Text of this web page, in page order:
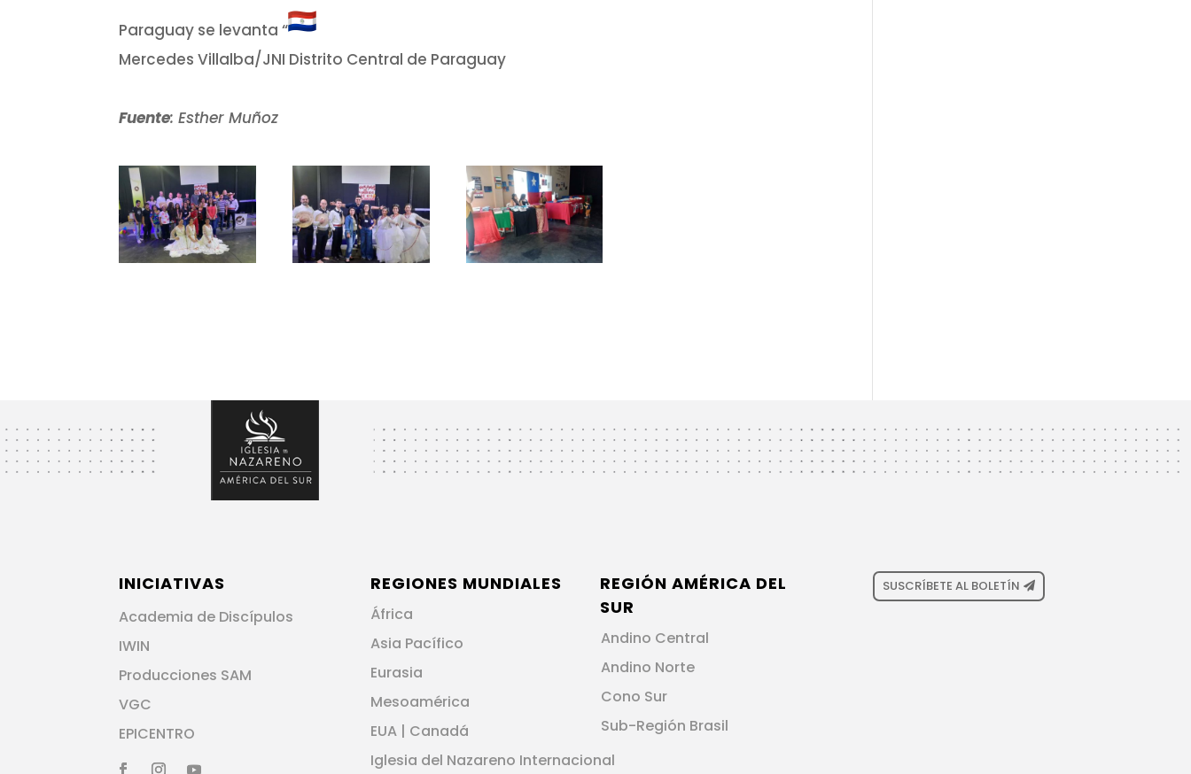
Paraguay se levanta “
Mercedes Villalba/JNI Distrito Central de Paraguay
Fuente: Esther Muñoz
INICIATIVAS
Academia de Discípulos
IWIN
Producciones SAM
VGC
EPICENTRO
REGIONES MUNDIALES
África
Asia Pacífico
Eurasia
Mesoamérica
EUA | Canadá
Iglesia del Nazareno Internacional
REGIÓN AMÉRICA DEL
SUR
Andino Central
Andino Norte
Cono Sur
Sub-Región Brasil
SUSCRÍBETE AL BOLETÍN